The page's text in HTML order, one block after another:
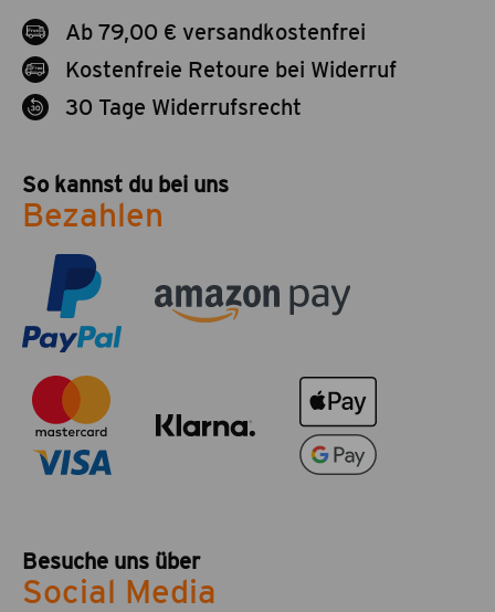
Ab 79,00 € versandkostenfrei
Kostenfreie Retoure bei Widerruf
30 Tage Widerrufsrecht
So kannst du bei uns
Bezahlen
Besuche uns über
Social Media